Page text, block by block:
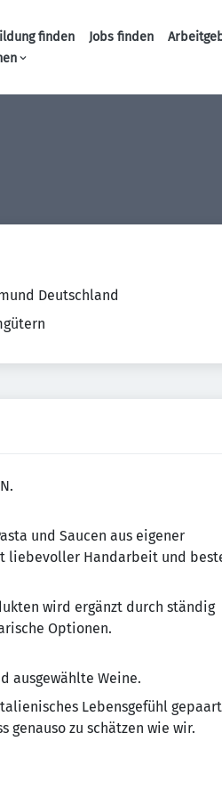
finden Jobs finden
Deutschland
und Saucen aus eigener
liebevoller Handarbeit und
wird ergänzt durch ständig
Optionen.
ausgewählte Weine.
Lebensgefühl gepaart
genauso zu schätzen wie wir.